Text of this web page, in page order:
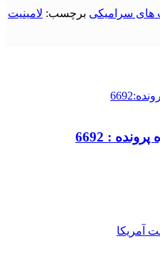
های سرامیکی برچسب: لامینیت
: 6692
آمریکا